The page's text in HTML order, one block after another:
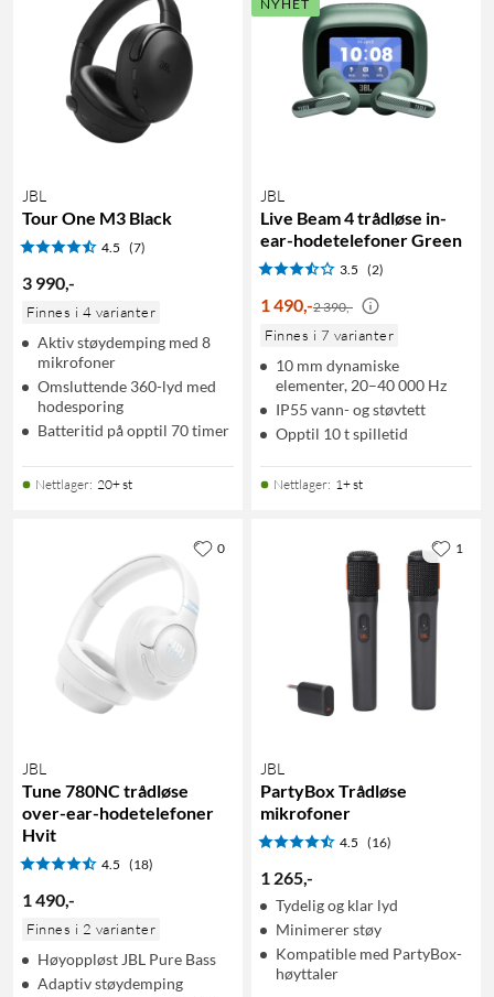
JBL
Tour One M3 Black
4.5 (7)
3 990,-
Finnes i 4 varianter
Aktiv støydemping med 8
mikrofoner
Omsluttende 360-lyd med
hodesporing
Batteritid på opptil 70 timer
Nettlager: 20+ st
NYHET
JBL
Live Beam 4 trådløse in-
ear-hodetelefoner Green
3.5 (2)
1 490,-2 390,-
Finnes i 7 varianter
10 mm dynamiske
elementer, 20–40 000 Hz
IP55 vann- og støvtett
Opptil 10 t spilletid
Nettlager: 1+ st
JBL
Tune 780NC trådløse
over-ear-hodetelefoner
Hvit
4.5 (18)
1 490,-
Finnes i 2 varianter
Høyoppløst JBL Pure Bass
Adaptiv støydemping
0
JBL
PartyBox Trådløse
mikrofoner
4.5 (16)
1 265,-
Tydelig og klar lyd
Minimerer støy
Kompatible med PartyBox-
høyttaler
1